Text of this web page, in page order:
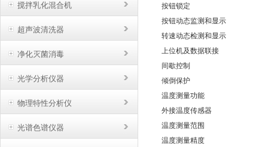
搅拌乳化混合机
超声波清洗器
净化灭菌消毒
光学分析仪器
物理特性分析仪
光谱色谱仪器
按钮锁定
按钮动态监测和显示
转速动态检测和显示
上位机及数据联接
间歇控制
倾倒保护
温度测量功能
外接温度传感器
温度测量范围
温度测量精度